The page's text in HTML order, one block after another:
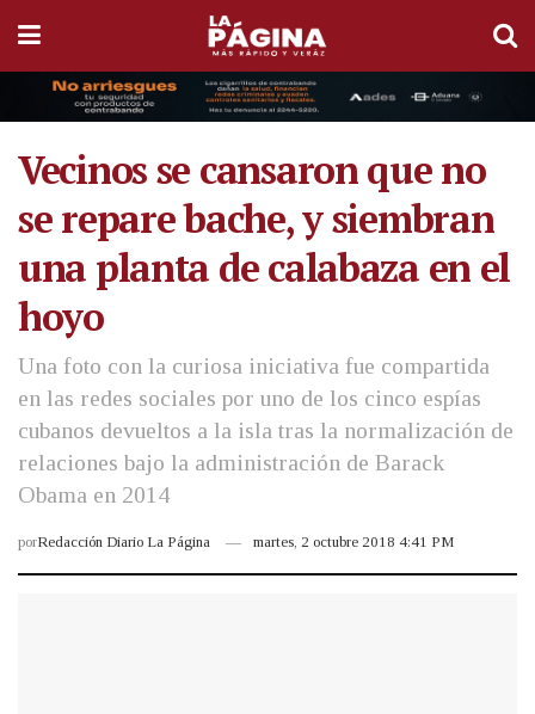
Vecinos se cansaron que no
se repare bache, y siembran
una planta de calabaza en el
hoyo
Una foto con la curiosa iniciativa fue compartida
en las redes sociales por uno de los cinco espías
cubanos devueltos a la isla tras la normalización de
relaciones bajo la administración de Barack
Obama en 2014
porRedacción Diario La Página martes, 2 octubre 2018 4:41 PM